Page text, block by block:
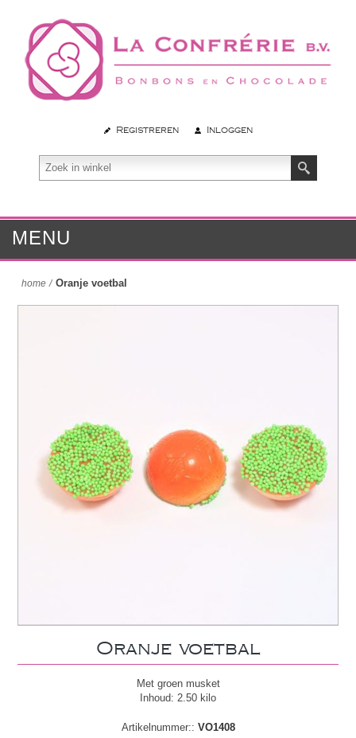
Registreren Inloggen
MENU
home / Oranje voetbal
Oranje voetbal
Met groen musket
Inhoud: 2.50 kilo
Artikelnummer:: VO1408